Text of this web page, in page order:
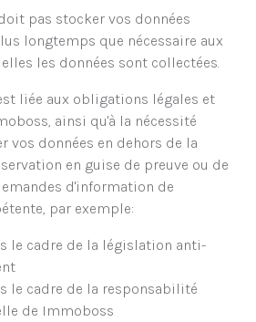
pas stocker vos données
longtemps que nécessaire aux
les données sont collectées.
liée aux obligations légales et
ainsi qu'à la nécessité
vos données en dehors de la
en guise de preuve ou de
d'information de
par exemple:
le cadre de la législation anti-
le cadre de la responsabilité
de Immoboss